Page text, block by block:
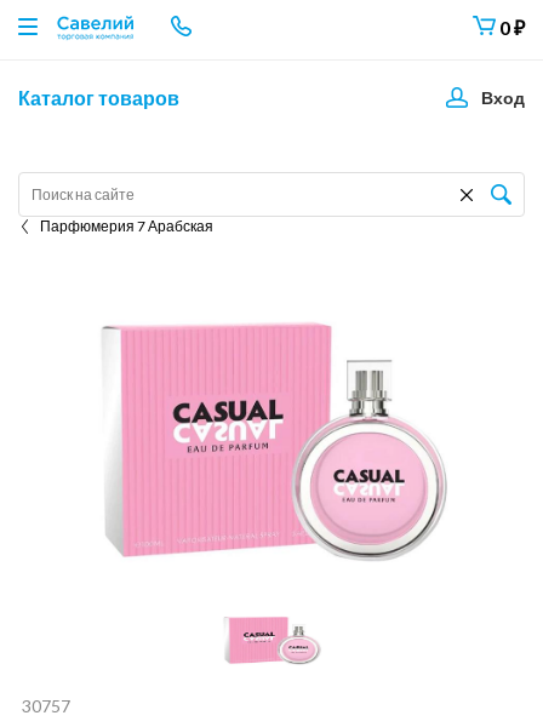
0₽
Каталог товаров Вход
Парфюмерия 7 Арабская
30757